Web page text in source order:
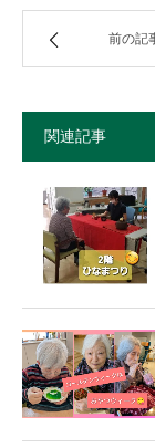
前の記
関連記事